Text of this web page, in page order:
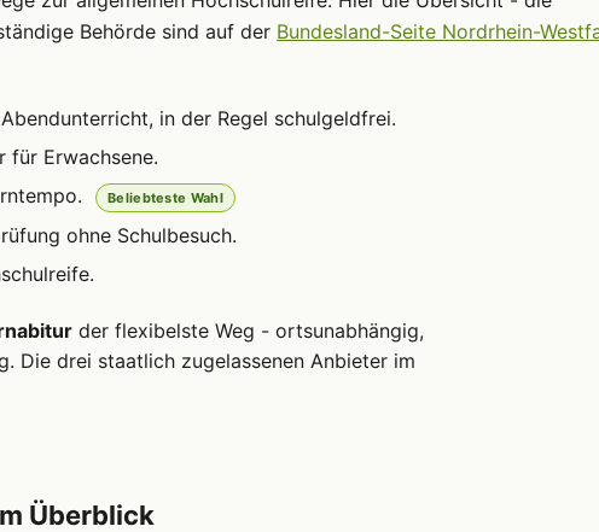
Behörde sind auf der Bundesland-Seite Nordrhein-
in der Regel schulgeldfrei.
für Erwachsene.
Beliebteste Wahl
ohne Schulbesuch.
der flexibelste Weg - ortsunabhängig,
Die drei staatlich zugelassenen Anbieter im
Überblick